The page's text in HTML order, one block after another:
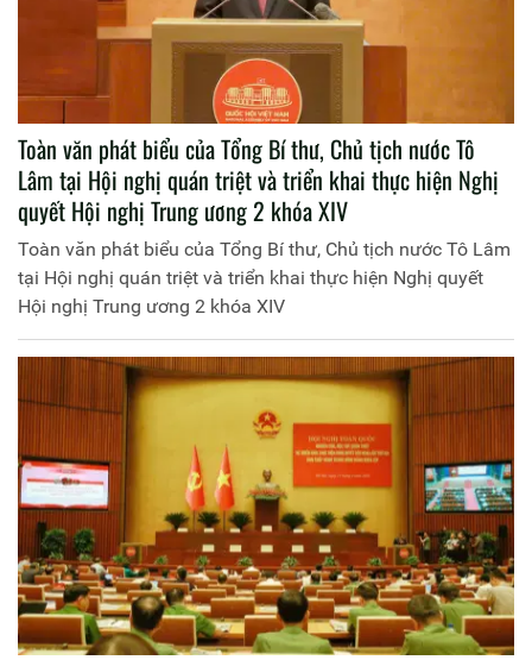
Toàn văn phát biểu của Tổng Bí thư, Chủ tịch nước Tô
Lâm tại Hội nghị quán triệt và triển khai thực hiện Nghị
quyết Hội nghị Trung ương 2 khóa XIV
Toàn văn phát biểu của Tổng Bí thư, Chủ tịch nước Tô Lâm
tại Hội nghị quán triệt và triển khai thực hiện Nghị quyết
Hội nghị Trung ương 2 khóa XIV